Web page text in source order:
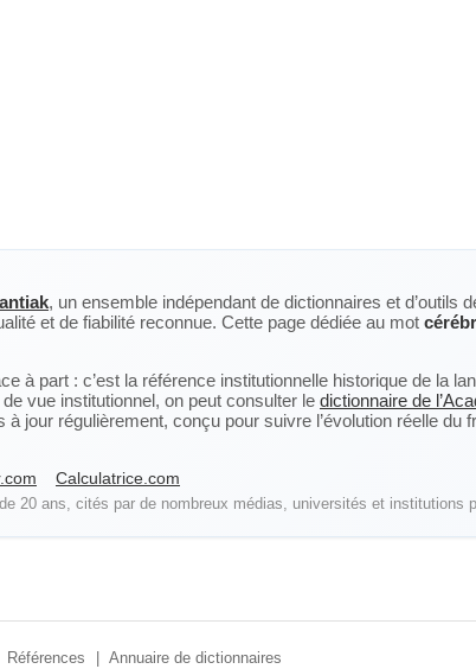
, un ensemble indépendant de dictionnaires et d’outils
et de fiabilité reconnue. Cette page dédiée au mot
à part : c’est la référence institutionnelle historique de la
vue institutionnel, on peut consulter le dictionnaire de
jour régulièrement, conçu pour suivre l’évolution réelle du
Calculatrice.com
20 ans, cités par de nombreux médias, universités et institutions
Références Annuaire de dictionnaires